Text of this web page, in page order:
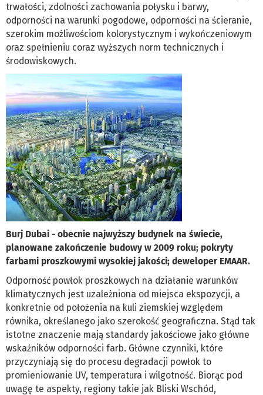
trwałości, zdolności zachowania połysku i barwy,
odporności na warunki pogodowe, odporności na ścieranie,
szerokim możliwościom kolorystycznym i wykończeniowym
oraz spełnieniu coraz wyższych norm technicznych i
środowiskowych.
Burj Dubai - obecnie najwyższy budynek na świecie,
planowane zakończenie budowy w 2009 roku; pokryty
farbami proszkowymi wysokiej jakości; deweloper EMAAR.
Odporność powłok proszkowych na działanie warunków
klimatycznych jest uzależniona od miejsca ekspozycji, a
konkretnie od położenia na kuli ziemskiej względem
równika, określanego jako szerokość geograficzna. Stąd tak
istotne znaczenie mają standardy jakościowe jako główne
wskaźników odporności farb. Główne czynniki, które
przyczyniają się do procesu degradacji powłok to
promieniowanie UV, temperatura i wilgotność. Biorąc pod
uwagę te aspekty, regiony takie jak Bliski Wschód,